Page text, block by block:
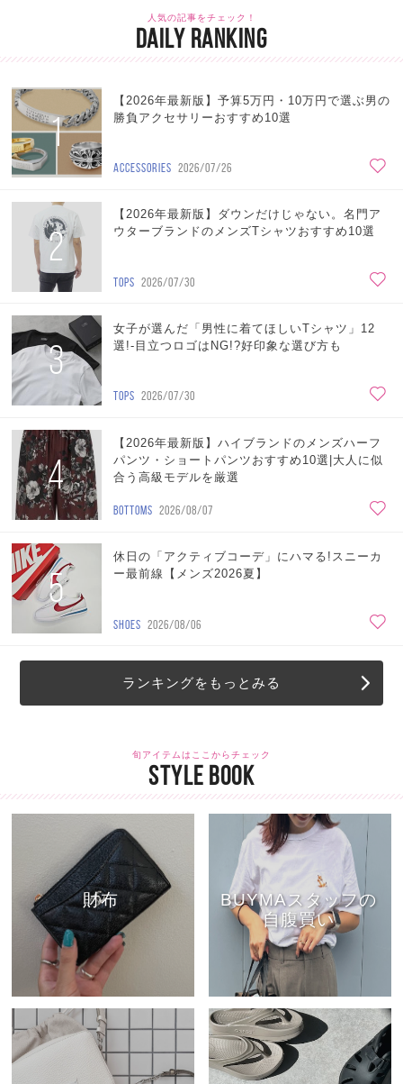
人気の記事をチェック！
DAILY RANKING
1
【2026年最新版】予算5万円・10万円で選ぶ男の
勝負アクセサリーおすすめ10選
ACCESSORIES 2026/07/26
2
【2026年最新版】ダウンだけじゃない。名門ア
ウターブランドのメンズTシャツおすすめ10選
TOPS 2026/07/30
3
女子が選んだ「男性に着てほしいTシャツ」12
選!-目立つロゴはNG!?好印象な選び方も
TOPS 2026/07/30
4
【2026年最新版】ハイブランドのメンズハーフ
パンツ・ショートパンツおすすめ10選|大人に似
合う高級モデルを厳選
BOTTOMS 2026/08/07
5
休日の「アクティブコーデ」にハマる!スニーカ
ー最前線【メンズ2026夏】
SHOES 2026/08/06
ランキングをもっとみる
旬アイテムはここからチェック
STYLE BOOK
財布
BUYMAスタッフの
自腹買い